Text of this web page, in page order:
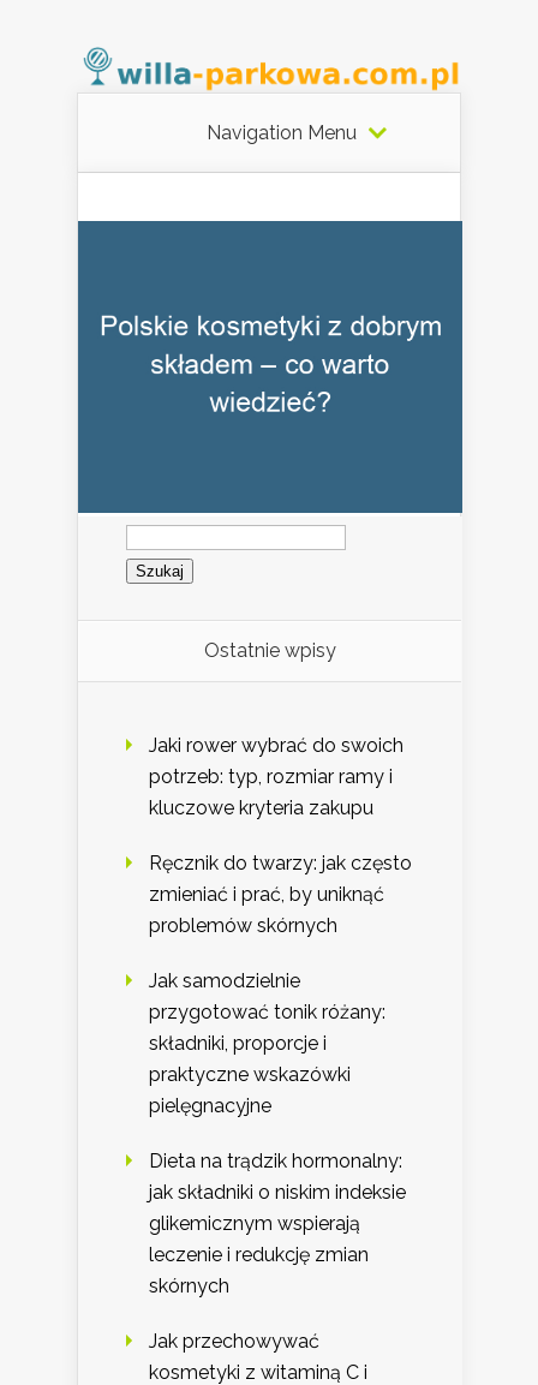
Navigation Menu
Szukaj:
Ostatnie wpisy
Jaki rower wybrać do swoich
potrzeb: typ, rozmiar ramy i
kluczowe kryteria zakupu
Ręcznik do twarzy: jak często
zmieniać i prać, by uniknąć
problemów skórnych
Jak samodzielnie
przygotować tonik różany:
składniki, proporcje i
praktyczne wskazówki
pielęgnacyjne
Dieta na trądzik hormonalny:
jak składniki o niskim indeksie
glikemicznym wspierają
leczenie i redukcję zmian
skórnych
Jak przechowywać
kosmetyki z witaminą C i